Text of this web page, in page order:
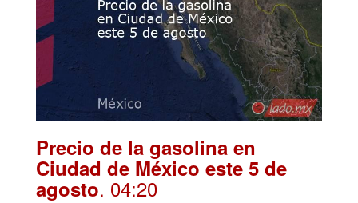
Precio de la gasolina en
Ciudad de México este 5 de
agosto. 04:20